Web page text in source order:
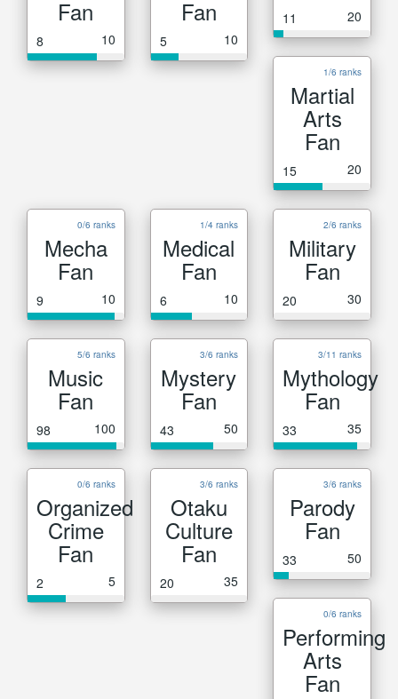
Fan
8 10
Fan
5 10
11 20
1/6 ranks
Martial
Arts
Fan
15 20
0/6 ranks
Mecha
Fan
9 10
1/4 ranks
Medical
Fan
6 10
2/6 ranks
Military
Fan
20 30
5/6 ranks
Music
Fan
98 100
3/6 ranks
Mystery
Fan
43 50
3/11 ranks
Mythology
Fan
33 35
0/6 ranks
Organized
Crime
Fan
2 5
3/6 ranks
Otaku
Culture
Fan
20 35
3/6 ranks
Parody
Fan
33 50
0/6 ranks
Performing
Arts
Fan